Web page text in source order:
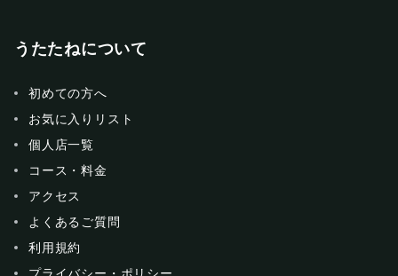
うたたねについて
初めての方へ
お気に入りリスト
個人店一覧
コース・料金
アクセス
よくあるご質問
利用規約